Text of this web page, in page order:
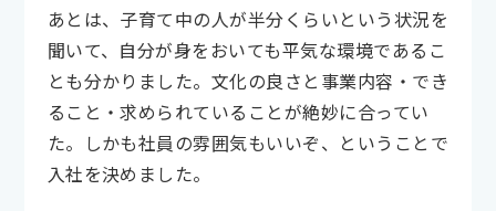
あとは、子育て中の人が半分くらいという状況を
聞いて、自分が身をおいても平気な環境であるこ
とも分かりました。文化の良さと事業内容・でき
ること・求められていることが絶妙に合ってい
た。しかも社員の雰囲気もいいぞ、ということで
入社を決めました。